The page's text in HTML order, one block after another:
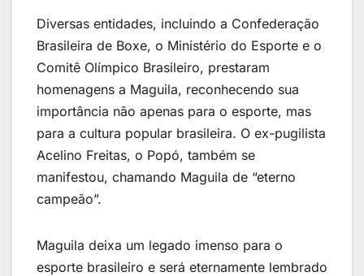
Diversas entidades, incluindo a Confederação
Brasileira de Boxe, o Ministério do Esporte e o
Comitê Olímpico Brasileiro, prestaram
homenagens a Maguila, reconhecendo sua
importância não apenas para o esporte, mas
para a cultura popular brasileira. O ex-pugilista
Acelino Freitas, o Popó, também se
manifestou, chamando Maguila de “eterno
campeão”.
Maguila deixa um legado imenso para o
esporte brasileiro e será eternamente lembrado